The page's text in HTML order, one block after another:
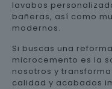
lavabos
bañeras, así como
modernos.
Si buscas una
microcemento es la
nosotros y
calidad y acabados